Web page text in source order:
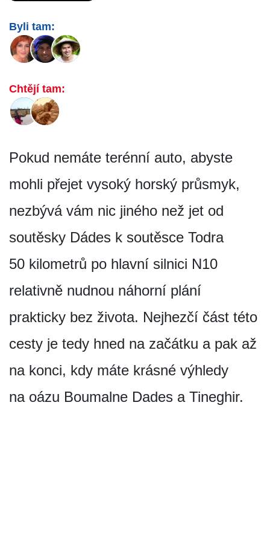
Byli tam:
Chtějí tam:
Pokud nemáte terénní auto, abyste
mohli přejet vysoký horský průsmyk,
nezbývá vám nic jiného než jet od
soutěsky Dádes k soutěsce Todra
50 kilometrů po hlavní silnici N10
relativně nudnou náhorní plání
prakticky bez života. Nejhezčí část této
cesty je tedy hned na začátku a pak až
na konci, kdy máte krásné výhledy
na oázu Boumalne Dades a Tineghir.